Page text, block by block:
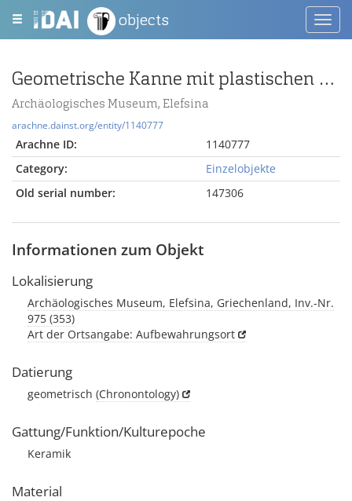
objects
Geometrische Kanne mit plastischen Warzen
Archäologisches Museum, Elefsina
arachne.dainst.org/entity/1140777
Arachne ID:
1140777
Category:
Einzelobjekte
Old serial number:
147306
Informationen zum Objekt
Lokalisierung
Archäologisches Museum, Elefsina, Griechenland, Inv.-Nr.
975 (353)
Art der Ortsangabe: Aufbewahrungsort
Datierung
geometrisch (Chronontology)
Gattung/Funktion/Kulturepoche
Keramik
Material